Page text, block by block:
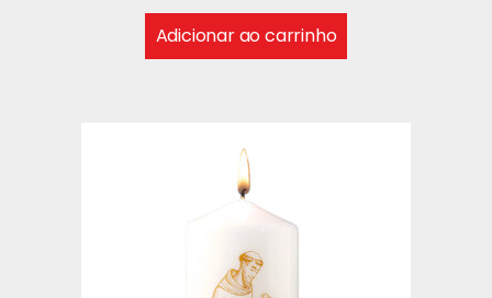
Adicionar ao carrinho